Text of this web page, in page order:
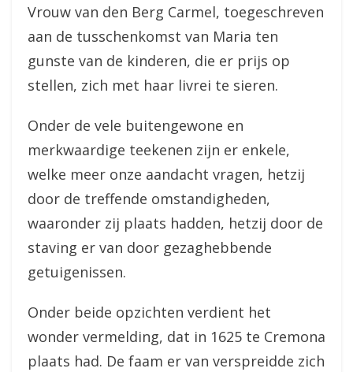
Vrouw van den Berg Carmel, toegeschreven
aan de tusschenkomst van Maria ten
gunste van de kinderen, die er prijs op
stellen, zich met haar livrei te sieren.
Onder de vele buitengewone en
merkwaardige teekenen zijn er enkele,
welke meer onze aandacht vragen, hetzij
door de treffende omstandigheden,
waaronder zij plaats hadden, hetzij door de
staving er van door gezaghebbende
getuigenissen.
Onder beide opzichten verdient het
wonder vermelding, dat in 1625 te Cremona
plaats had. De faam er van verspreidde zich